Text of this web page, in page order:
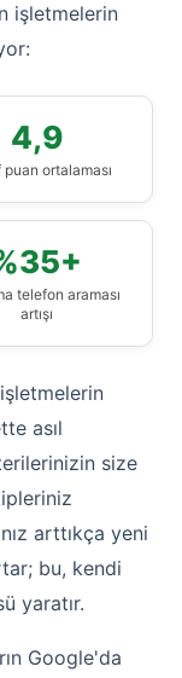
işletmelerin
4,9
puan ortalaması
telefon araması
artışı
asıl
size
arttıkça yeni
bu, kendi
yaratır.
Google'da